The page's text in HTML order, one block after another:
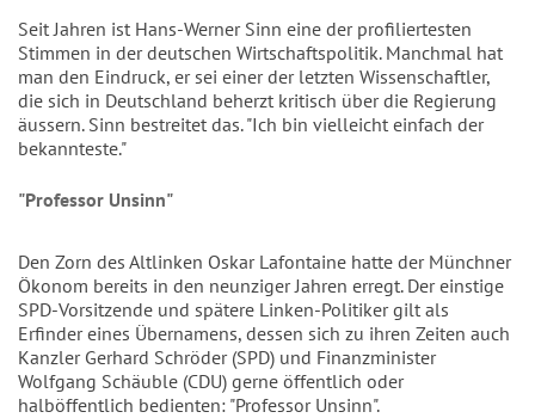
Seit Jahren ist Hans-Werner Sinn eine der profiliertesten
Stimmen in der deutschen Wirtschaftspolitik. Manchmal hat
man den Eindruck, er sei einer der letzten Wissenschaftler,
die sich in Deutschland beherzt kritisch über die Regierung
äussern. Sinn bestreitet das. "Ich bin vielleicht einfach der
bekannteste."
"Professor Unsinn"
Den Zorn des Altlinken Oskar Lafontaine hatte der Münchner
Ökonom bereits in den neunziger Jahren erregt. Der einstige
SPD-Vorsitzende und spätere Linken-Politiker gilt als
Erfinder eines Übernamens, dessen sich zu ihren Zeiten auch
Kanzler Gerhard Schröder (SPD) und Finanzminister
Wolfgang Schäuble (CDU) gerne öffentlich oder
halböffentlich bedienten: "Professor Unsinn".